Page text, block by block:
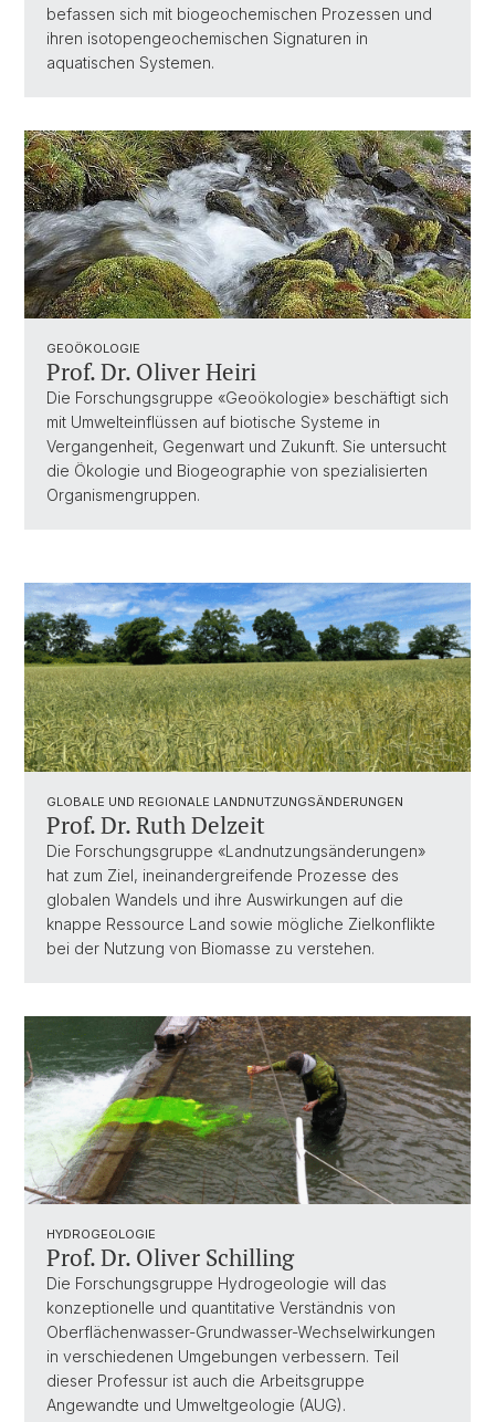
befassen sich mit biogeochemischen Prozessen und
ihren isotopengeochemischen Signaturen in
aquatischen Systemen.
GEOÖKOLOGIE
Prof. Dr. Oliver Heiri
Die Forschungsgruppe «Geoökologie» beschäftigt sich
mit Umwelteinflüssen auf biotische Systeme in
Vergangenheit, Gegenwart und Zukunft. Sie untersucht
die Ökologie und Biogeographie von spezialisierten
Organismengruppen.
GLOBALE UND REGIONALE LANDNUTZUNGSÄNDERUNGEN
Prof. Dr. Ruth Delzeit
Die Forschungsgruppe «Landnutzungsänderungen»
hat zum Ziel, ineinandergreifende Prozesse des
globalen Wandels und ihre Auswirkungen auf die
knappe Ressource Land sowie mögliche Zielkonflikte
bei der Nutzung von Biomasse zu verstehen.
HYDROGEOLOGIE
Prof. Dr. Oliver Schilling
Die Forschungsgruppe Hydrogeologie will das
konzeptionelle und quantitative Verständnis von
Oberflächenwasser-Grundwasser-Wechselwirkungen
in verschiedenen Umgebungen verbessern. Teil
dieser Professur ist auch die Arbeitsgruppe
Angewandte und Umweltgeologie (AUG).